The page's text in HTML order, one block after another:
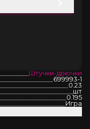
Штучки-дрючки
699993-1
0.23
шт
0.195
Игра